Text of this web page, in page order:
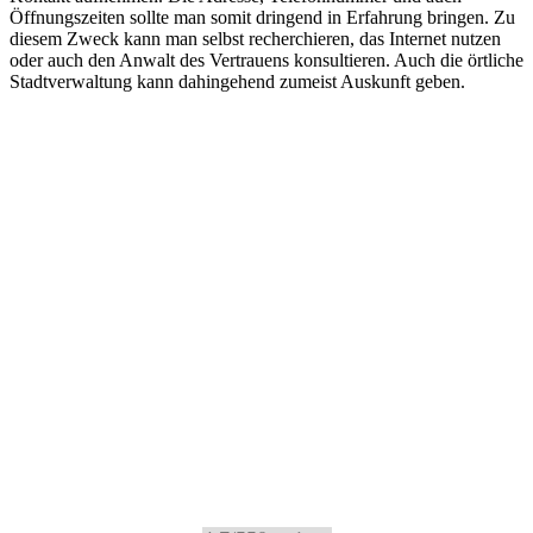
Öffnungszeiten sollte man somit dringend in Erfahrung bringen. Zu
diesem Zweck kann man selbst recherchieren, das Internet nutzen
oder auch den Anwalt des Vertrauens konsultieren. Auch die örtliche
Stadtverwaltung kann dahingehend zumeist Auskunft geben.